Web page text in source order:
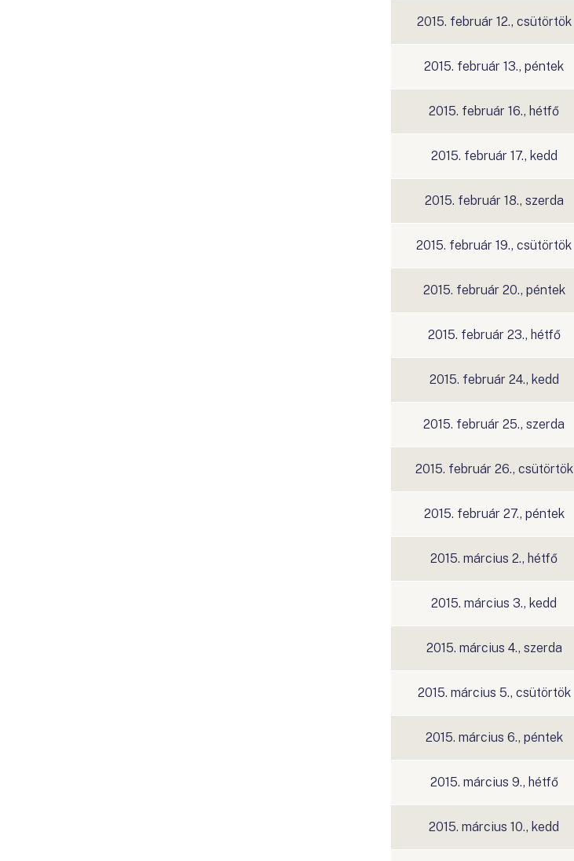
2015. február 12., csütörtök
2015. február 13., péntek
2015. február 16., hétfő
2015. február 17., kedd
2015. február 18., szerda
2015. február 19., csütörtök
2015. február 20., péntek
2015. február 23., hétfő
2015. február 24., kedd
2015. február 25., szerda
2015. február 26., csütörtök
2015. február 27., péntek
2015. március 2., hétfő
2015. március 3., kedd
2015. március 4., szerda
2015. március 5., csütörtök
2015. március 6., péntek
2015. március 9., hétfő
2015. március 10., kedd